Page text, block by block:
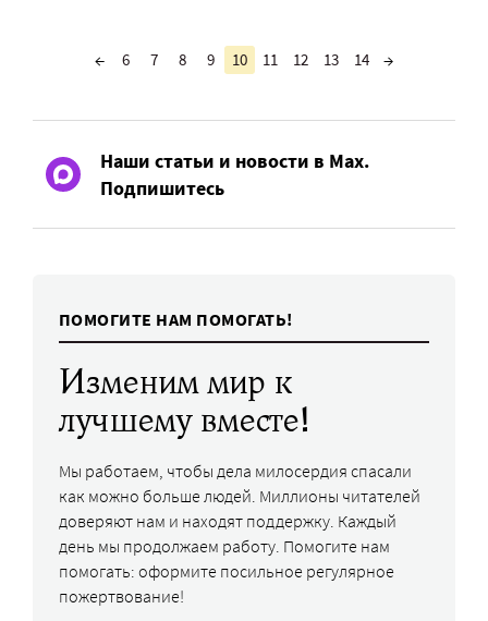
← 6 7 8 9 10 11 12 13 14 →
Наши статьи и новости в Max.
Подпишитесь
ПОМОГИТЕ НАМ ПОМОГАТЬ!
Изменим мир к
лучшему вместе!
Мы работаем, чтобы дела милосердия спасали
как можно больше людей. Миллионы читателей
доверяют нам и находят поддержку. Каждый
день мы продолжаем работу. Помогите нам
помогать: оформите посильное регулярное
пожертвование!